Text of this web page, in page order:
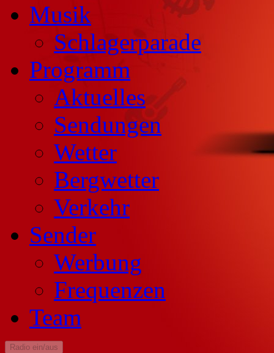
Musik
Schlagerparade
Programm
Aktuelles
Sendungen
Wetter
Bergwetter
Verkehr
Sender
Werbung
Frequenzen
Team
Radio ein/aus